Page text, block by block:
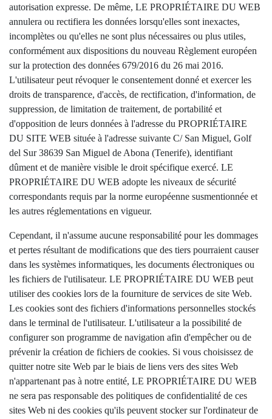
autorisation expresse. De même, LE PROPRIÉTAIRE DU WEB
annulera ou rectifiera les données lorsqu'elles sont inexactes,
incomplètes ou qu'elles ne sont plus nécessaires ou plus utiles,
conformément aux dispositions du nouveau Règlement européen
sur la protection des données 679/2016 du 26 mai 2016.
L'utilisateur peut révoquer le consentement donné et exercer les
droits de transparence, d'accès, de rectification, d'information, de
suppression, de limitation de traitement, de portabilité et
d'opposition de leurs données à l'adresse du PROPRIÉTAIRE
DU SITE WEB située à l'adresse suivante C/ San Miguel, Golf
del Sur 38639 San Miguel de Abona (Tenerife), identifiant
dûment et de manière visible le droit spécifique exercé. LE
PROPRIÉTAIRE DU WEB adopte les niveaux de sécurité
correspondants requis par la norme européenne susmentionnée et
les autres réglementations en vigueur.
Cependant, il n'assume aucune responsabilité pour les dommages
et pertes résultant de modifications que des tiers pourraient causer
dans les systèmes informatiques, les documents électroniques ou
les fichiers de l'utilisateur. LE PROPRIÉTAIRE DU WEB peut
utiliser des cookies lors de la fourniture de services de site Web.
Les cookies sont des fichiers d'informations personnelles stockés
dans le terminal de l'utilisateur. L'utilisateur a la possibilité de
configurer son programme de navigation afin d'empêcher ou de
prévenir la création de fichiers de cookies. Si vous choisissez de
quitter notre site Web par le biais de liens vers des sites Web
n'appartenant pas à notre entité, LE PROPRIÉTAIRE DU WEB
ne sera pas responsable des politiques de confidentialité de ces
sites Web ni des cookies qu'ils peuvent stocker sur l'ordinateur de